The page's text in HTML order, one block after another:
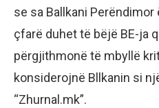
se sa Ballkani
çfarë duhet të bëjë BE-ja
përgjithmonë të mbyllë
konsiderojnë Bllkanin si
“Zhurnal.mk”.